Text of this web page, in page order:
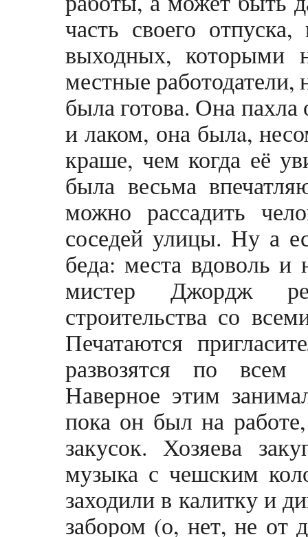
часть своего
выходных, которыми
местные работодатели,
была готова. Она
и лаком, она былa,
краше, чем когда её
была весьма
можно рассадить
соседей улицы. Ну а
беда: места вдоволь и
мистер Джордж
строительства со
Печатаются
развозятся по
Наверное этим
пока он был на
закусок. Хозяева
музыка с чешским
заходили в калитку и
забором (о, нет, не от